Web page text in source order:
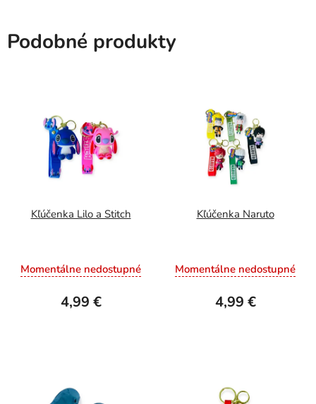
Podobné produkty
Kľúčenka Lilo a Stitch
Momentálne nedostupné
4,99 €
Kľúčenka Naruto
Momentálne nedostupné
4,99 €